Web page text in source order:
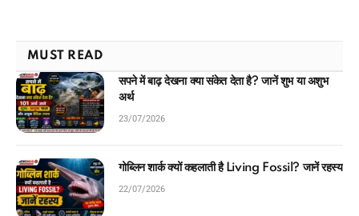
MUST READ
सपने में बाढ़ देखना क्या संकेत देता है? जानें शुभ या अशुभ
अर्थ
23/07/2026
गोब्लिन शार्क क्यों कहलाती है Living Fossil? जानें रहस्य
22/07/2026